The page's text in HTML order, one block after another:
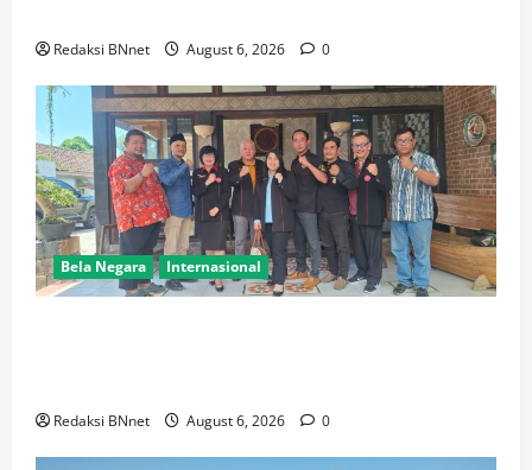
Redaksi BNnet August 6, 2026 0
Bela Negara Internasional
Redaksi BNnet August 6, 2026 0